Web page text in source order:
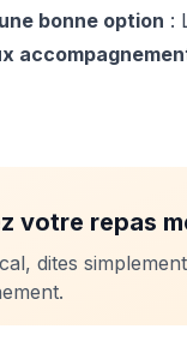
bonne option :
votre repas
dites